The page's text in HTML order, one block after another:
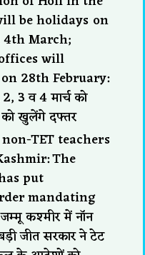
be holidays on
March;
will
28th February:
3 व 4 मार्च को
को खुलेंगे दफ्तर
TET teachers
The
put
mandating
कश्मीर में नॉन
जीत सरकार ने टेट